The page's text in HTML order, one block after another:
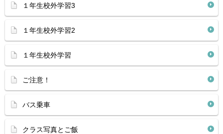
１年生校外学習3
１年生校外学習2
１年生校外学習
ご注意！
バス乗車
クラス写真とご飯